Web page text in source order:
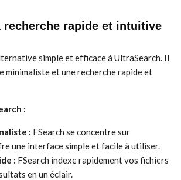
recherche rapide et intuitive
simple et efficace à UltraSearch. Il
minimaliste et une recherche rapide et
:
: FSearch se concentre sur
une interface simple et facile à utiliser.
: FSearch indexe rapidement vos fichiers
en un éclair.